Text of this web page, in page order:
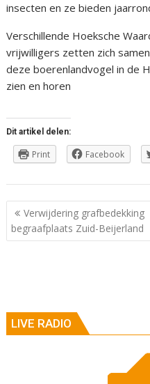
insecten en ze bieden
Verschillende Hoeksche
vrijwilligers zetten zich
deze boerenlandvogel in de
zien en horen
Dit artikel delen:
Print Facebook
Berichtnavigatie
Verwijdering grafbedekking
begraafplaats Zuid-Beijerland
LIVE RADIO